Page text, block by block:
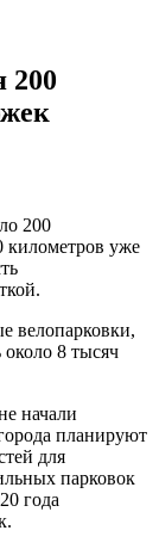
200
200
километров уже
велопарковки,
8 тысяч
начали
планируют
для
парковок
года